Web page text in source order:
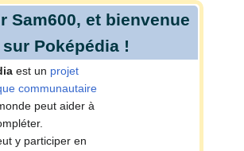
Sam600, et bienvenue
sur Poképédia !
est un projet
communautaire
peut aider à
y participer en